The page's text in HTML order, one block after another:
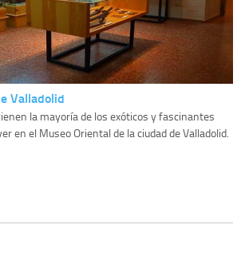
Valladolid
la mayoría de los exóticos y fascinantes
en el Museo Oriental de la ciudad de Valladolid.